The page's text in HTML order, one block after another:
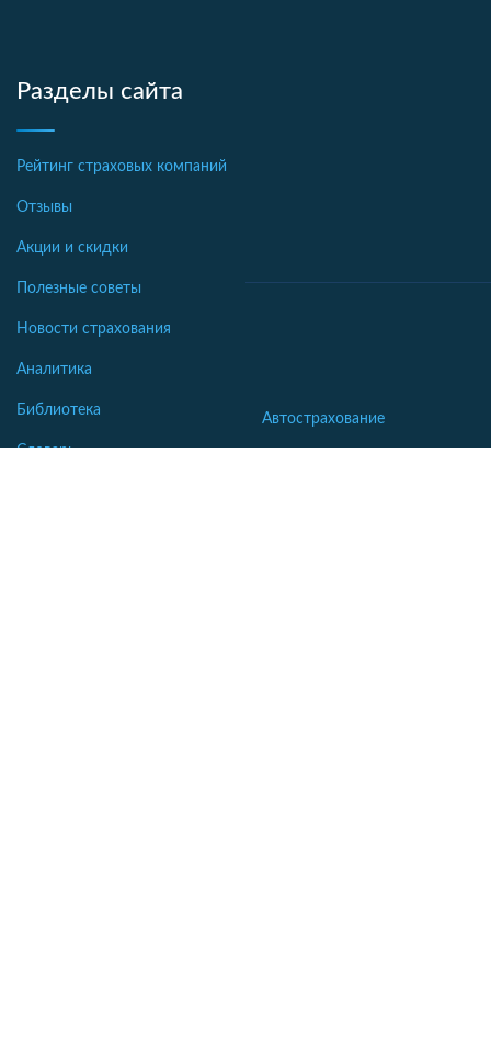
Разделы сайта
Рейтинг страховых компаний
Отзывы
Акции и скидки
Полезные советы
Новости страхования
Аналитика
Библиотека
Словарь
Автострахование